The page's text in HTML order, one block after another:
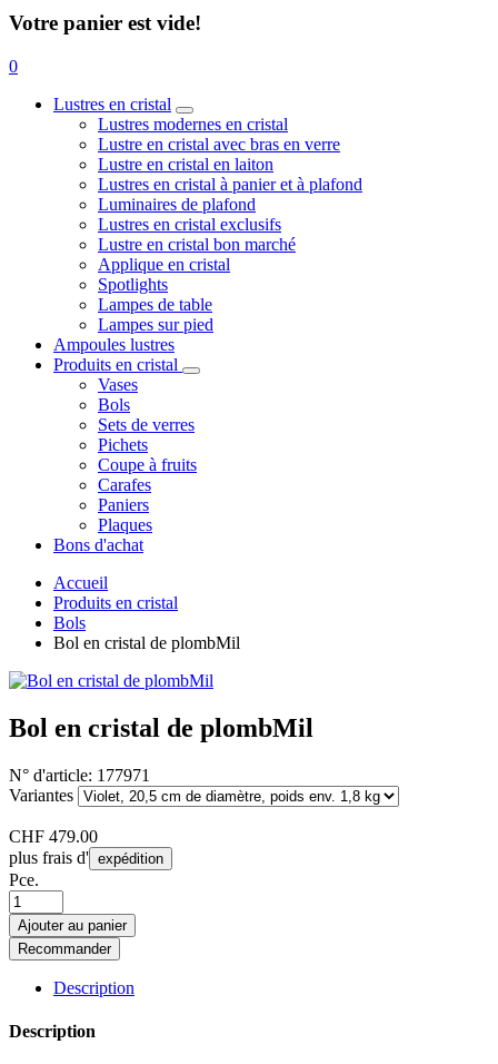
Votre panier est vide!
0
Lustres en cristal
Lustres modernes en cristal
Lustre en cristal avec bras en verre
Lustre en cristal en laiton
Lustres en cristal à panier et à plafond
Luminaires de plafond
Lustres en cristal exclusifs
Lustre en cristal bon marché
Applique en cristal
Spotlights
Lampes de table
Lampes sur pied
Ampoules lustres
Produits en cristal
Vases
Bols
Sets de verres
Pichets
Coupe à fruits
Carafes
Paniers
Plaques
Bons d'achat
Accueil
Produits en cristal
Bols
Bol en cristal de plombMil
Bol en cristal de plombMil
N° d'article: 177971
Variantes
CHF 479.00
plus frais d' expédition
Pce.
Ajouter au panier
Recommander
Description
Description